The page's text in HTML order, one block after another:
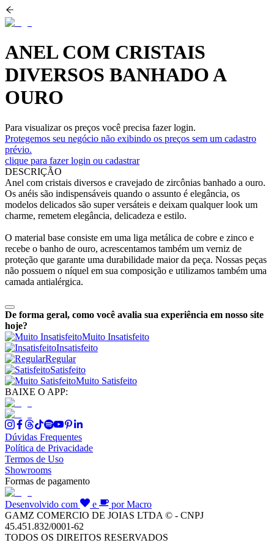
ANEL COM CRISTAIS
DIVERSOS BANHADO A
OURO
Para visualizar os preços você precisa fazer login.
Protegemos seu negócio não exibindo os preços sem um cadastro
prévio.
clique para fazer login ou cadastrar
DESCRIÇÃO
Anel com cristais diversos e cravejado de zircônias banhado a ouro.
Os anéis são indispensáveis quando o assunto é elegância, os
modelos delicados são super versáteis e deixam qualquer look um
charme, remetem elegância, delicadeza e estilo.
O material base consiste em uma liga metálica de cobre e zinco e
recebe o banho de ouro, acrescentamos também um verniz de
proteção que garante uma durabilidade maior da peça. Nossas peças
não possuem o níquel em sua composição e utilizamos também uma
camada antialérgica.
De forma geral, como você avalia sua experiência em nosso site
hoje?
Muito Insatisfeito
Insatisfeito
Regular
Satisfeito
Muito Satisfeito
BAIXE O APP:
Dúvidas Frequentes
Política de Privacidade
Termos de Uso
Showrooms
Formas de pagamento
Desenvolvido com e
por Macro
GAMZ COMERCIO DE JOIAS LTDA © - CNPJ
45.451.832/0001-62
TODOS OS DIREITOS RESERVADOS